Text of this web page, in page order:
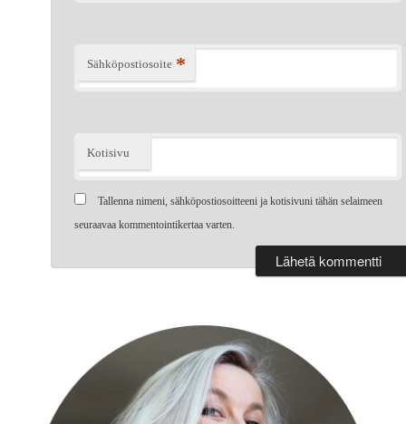
Sähköpostiosoite *
Kotisivu
Tallenna nimeni, sähköpostiosoitteeni ja kotisivuni tähän selaimeen
seuraavaa kommentointikertaa varten.